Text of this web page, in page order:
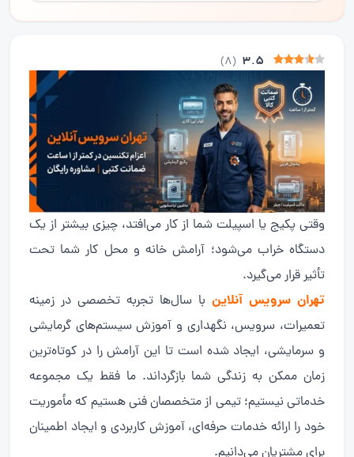
3.5
(
8
)
وقتی پکیج یا اسپیلت شما از کار می‌افتد، چیزی بیشتر از یک
دستگاه خراب می‌شود؛ آرامش خانه و محل کار شما تحت
تأثیر قرار می‌گیرد.
تهران سرویس آنلاین با سال‌ها تجربه تخصصی در زمینه
تعمیرات، سرویس، نگهداری و آموزش سیستم‌های گرمایشی
و سرمایشی، ایجاد شده است تا این آرامش را در کوتاه‌ترین
زمان ممکن به زندگی شما بازگرداند. ما فقط یک مجموعه
خدماتی نیستیم؛ تیمی از متخصصان فنی هستیم که مأموریت
خود را ارائه خدمات حرفه‌ای، آموزش کاربردی و ایجاد اطمینان
برای مشتریان می‌دانیم.